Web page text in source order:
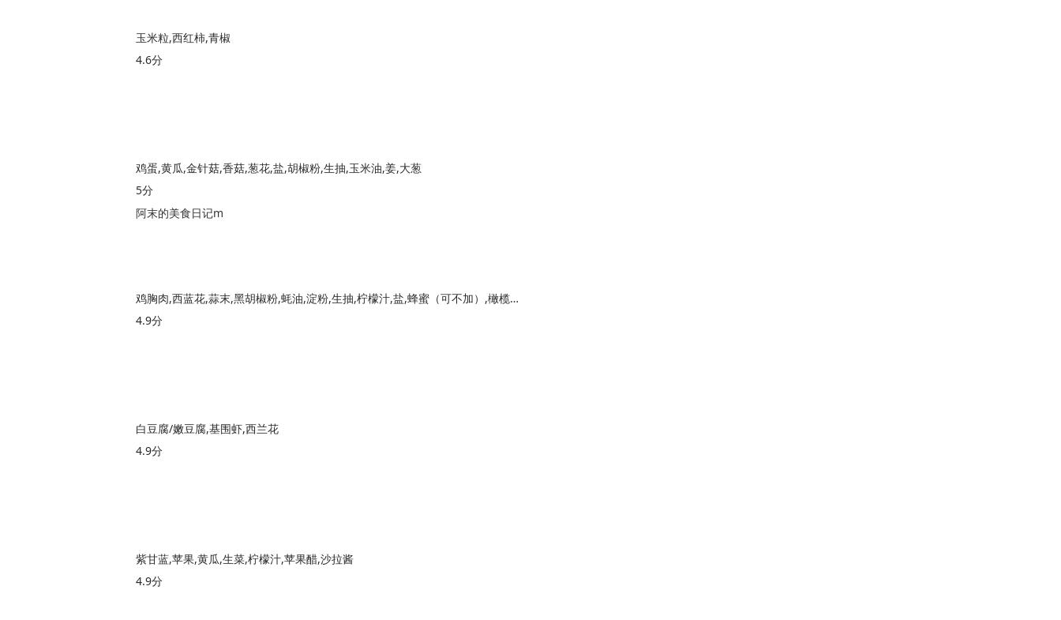
玉米粒,西红柿,青椒
4.6分
鸡蛋,黄瓜,金针菇,香菇,葱花,盐,胡椒粉,生抽,玉米油,姜,大葱
5分
阿末的美食日记m
鸡胸肉,西蓝花,蒜末,黑胡椒粉,蚝油,淀粉,生抽,柠檬汁,盐,蜂蜜（可不加）,橄榄油,黑胡椒酱
4.9分
白豆腐/嫩豆腐,基围虾,西兰花
4.9分
紫甘蓝,苹果,黄瓜,生菜,柠檬汁,苹果醋,沙拉酱
4.9分